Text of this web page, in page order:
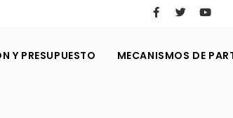
Y PRESUPUESTO MECANISMOS DE